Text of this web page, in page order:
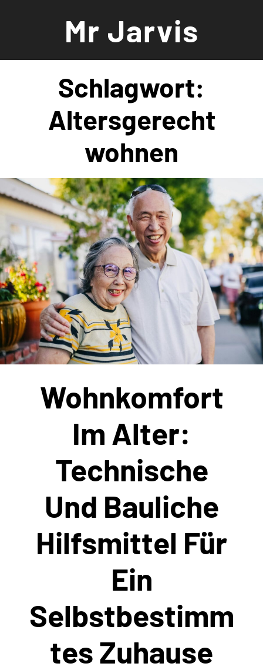
Mr Jarvis
Schlagwort:
Altersgerecht
wohnen
Wohnkomfort
Im Alter:
Technische
Und Bauliche
Hilfsmittel Für
Ein
Selbstbestimm
Tes Zuhause